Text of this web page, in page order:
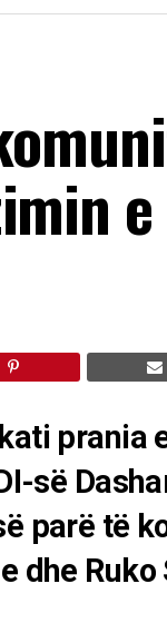
e
prania
së
parë të
dhe Ruko